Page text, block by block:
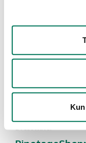
2 resultater